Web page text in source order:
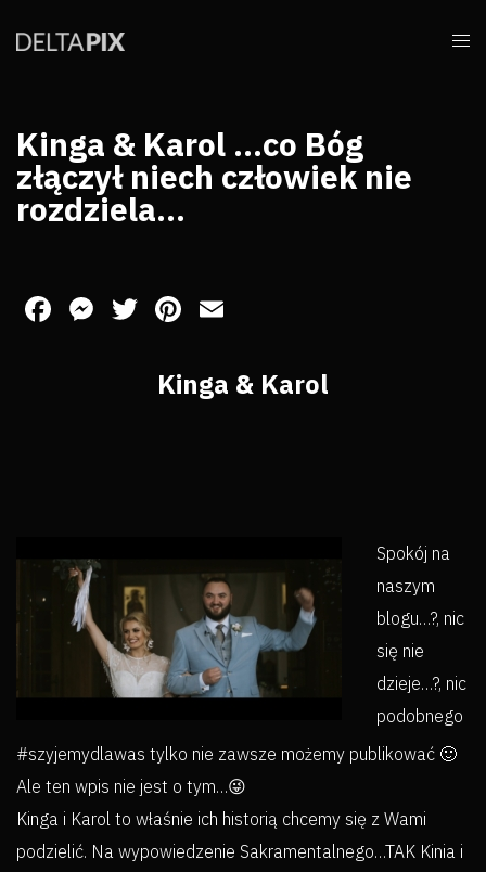
Kinga & Karol …co Bóg
złączył niech człowiek nie
rozdziela…
Facebook
Messenger
TwitterPinterest
Kinga & Karol
Spokój na
naszym
blogu…?, nic
się nie
dzieje…?, nic
podobnego
#szyjemydlawas tylko nie zawsze możemy publikować 🙂
Ale ten wpis nie jest o tym…😜
Kinga i Karol to właśnie ich historią chcemy się z Wami
podzielić. Na wypowiedzenie Sakramentalnego…TAK Kinia i